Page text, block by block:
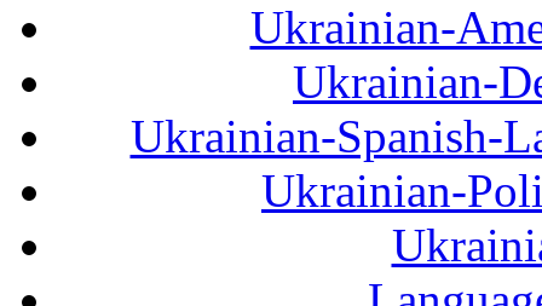
Ukrainian-
Ukrainian-
Ukrainian-Spanish-
Ukrainian-